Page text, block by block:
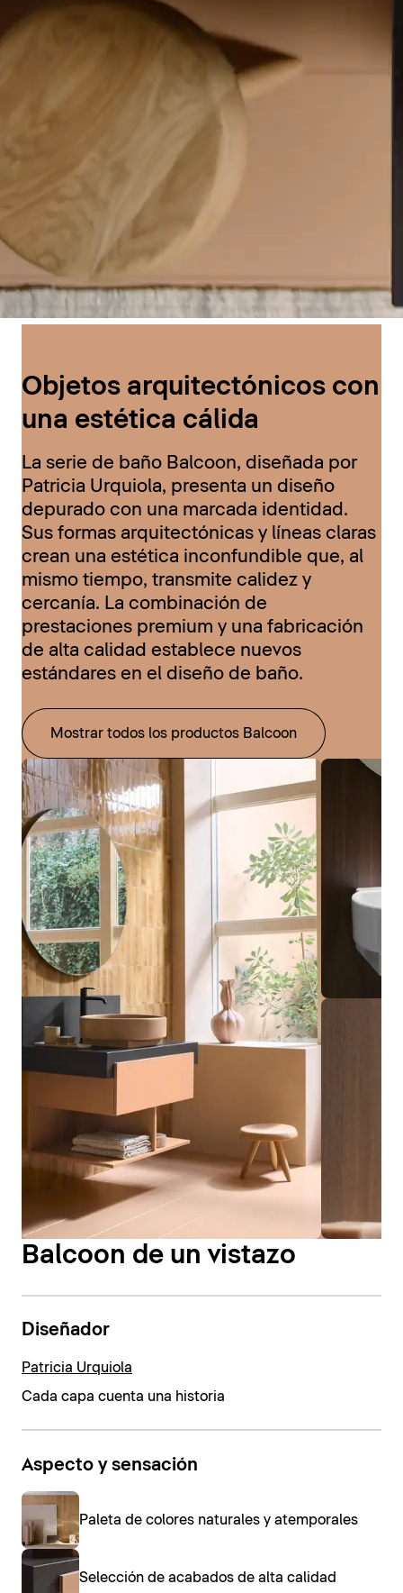
Objetos arquitectónicos con
una estética cálida
La serie de baño Balcoon, diseñada por
Patricia Urquiola, presenta un diseño
depurado con una marcada identidad.
Sus formas arquitectónicas y líneas claras
crean una estética inconfundible que, al
mismo tiempo, transmite calidez y
cercanía. La combinación de
prestaciones premium y una fabricación
de alta calidad establece nuevos
estándares en el diseño de baño.
Mostrar todos los productos Balcoon
Balcoon de un vistazo
Diseñador
Patricia Urquiola
Cada capa cuenta una historia
Aspecto y sensación
Paleta de colores naturales y atemporales
Selección de acabados de alta calidad